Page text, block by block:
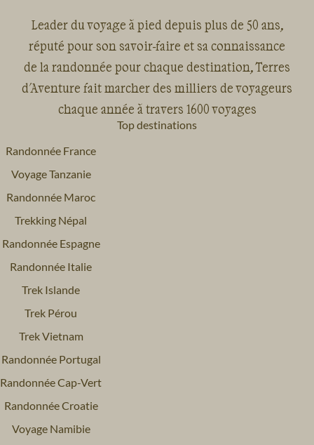
Leader du voyage à pied depuis plus de 50 ans,
réputé pour son savoir-faire et sa connaissance
de la randonnée pour chaque destination, Terres
d'Aventure fait marcher des milliers de voyageurs
chaque année à travers 1600 voyages
Top destinations
Randonnée France
Voyage Tanzanie
Randonnée Maroc
Trekking Népal
Randonnée Espagne
Randonnée Italie
Trek Islande
Trek Pérou
Trek Vietnam
Randonnée Portugal
Randonnée Cap-Vert
Randonnée Croatie
Voyage Namibie